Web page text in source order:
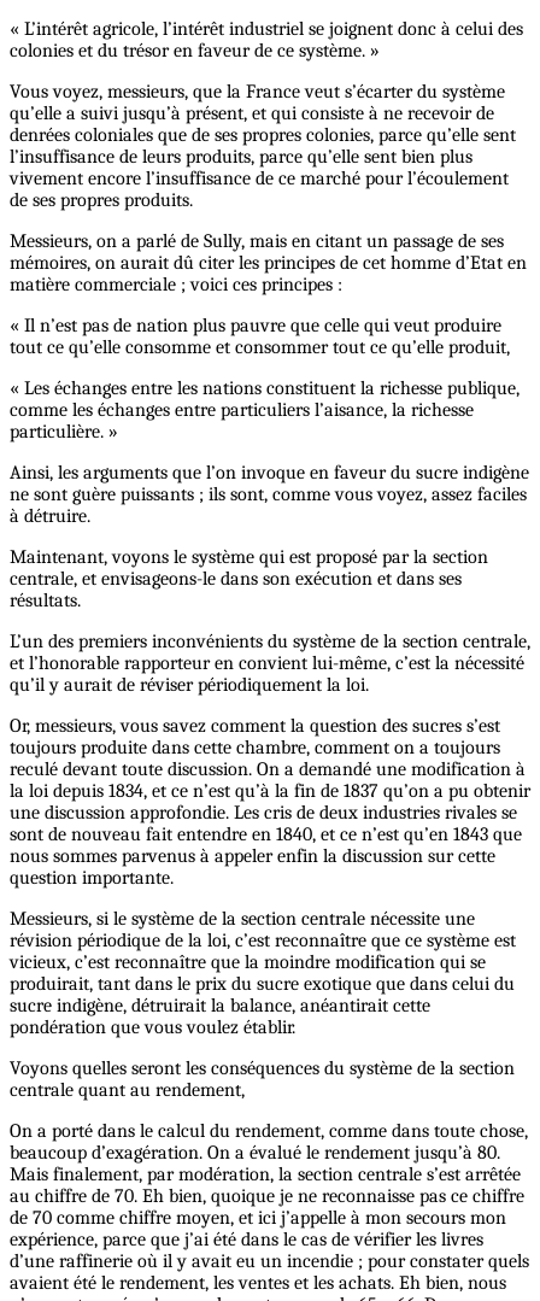
« L’intérêt agricole, l’intérêt industriel se joignent donc à celui des
colonies et du trésor en faveur de ce système. »
Vous voyez, messieurs, que la France veut s’écarter du système
qu’elle a suivi jusqu’à présent, et qui consiste à ne recevoir de
denrées coloniales que de ses propres colonies, parce qu’elle sent
l’insuffisance de leurs produits, parce qu’elle sent bien plus
vivement encore l’insuffisance de ce marché pour l’écoulement
de ses propres produits.
Messieurs, on a parlé de Sully, mais en citant un passage de ses
mémoires, on aurait dû citer les principes de cet homme d’Etat en
matière commerciale ; voici ces principes :
« Il n’est pas de nation plus pauvre que celle qui veut produire
tout ce qu’elle consomme et consommer tout ce qu’elle produit,
« Les échanges entre les nations constituent la richesse publique,
comme les échanges entre particuliers l’aisance, la richesse
particulière. »
Ainsi, les arguments que l’on invoque en faveur du sucre indigène
ne sont guère puissants ; ils sont, comme vous voyez, assez faciles
à détruire.
Maintenant, voyons le système qui est proposé par la section
centrale, et envisageons-le dans son exécution et dans ses
résultats.
L’un des premiers inconvénients du système de la section centrale,
et l’honorable rapporteur en convient lui-même, c’est la nécessité
qu’il y aurait de réviser périodiquement la loi.
Or, messieurs, vous savez comment la question des sucres s’est
toujours produite dans cette chambre, comment on a toujours
reculé devant toute discussion. On a demandé une modification à
la loi depuis 1834, et ce n’est qu’à la fin de 1837 qu’on a pu obtenir
une discussion approfondie. Les cris de deux industries rivales se
sont de nouveau fait entendre en 1840, et ce n’est qu’en 1843 que
nous sommes parvenus à appeler enfin la discussion sur cette
question importante.
Messieurs, si le système de la section centrale nécessite une
révision périodique de la loi, c’est reconnaître que ce système est
vicieux, c’est reconnaître que la moindre modification qui se
produirait, tant dans le prix du sucre exotique que dans celui du
sucre indigène, détruirait la balance, anéantirait cette
pondération que vous voulez établir.
Voyons quelles seront les conséquences du système de la section
centrale quant au rendement,
On a porté dans le calcul du rendement, comme dans toute chose,
beaucoup d’exagération. On a évalué le rendement jusqu’à 80.
Mais finalement, par modération, la section centrale s’est arrêtée
au chiffre de 70. Eh bien, quoique je ne reconnaisse pas ce chiffre
de 70 comme chiffre moyen, et ici j’appelle à mon secours mon
expérience, parce que j’ai été dans le cas de vérifier les livres
d’une raffinerie où il y avait eu un incendie ; pour constater quels
avaient été le rendement, les ventes et les achats. Eh bien, nous